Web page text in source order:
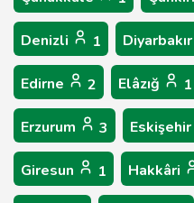
Denizli 1 Diyarbakır
Edirne 2 Elâzığ 1
Erzurum 3 Eskişehir
Giresun 1 Hakkâri